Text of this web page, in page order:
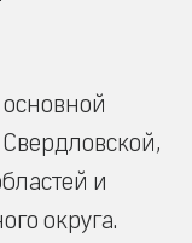
и
округа.